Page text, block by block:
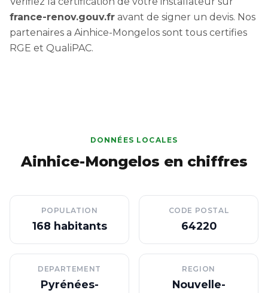
france-renov.gouv.fr avant de signer un devis. Nos
partenaires a Ainhice-Mongelos sont tous certifies
RGE et QualiPAC.
DONNÉES LOCALES
Ainhice-Mongelos en chiffres
POPULATION
168 habitants
CODE POSTAL
64220
DEPARTEMENT
Pyrénées-
REGION
Nouvelle-